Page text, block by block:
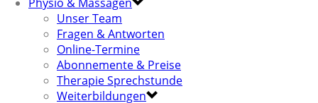
Unser Team
Fragen & Antworten
Online-Termine
Abonnemente & Preise
Therapie Sprechstunde
Weiterbildungen